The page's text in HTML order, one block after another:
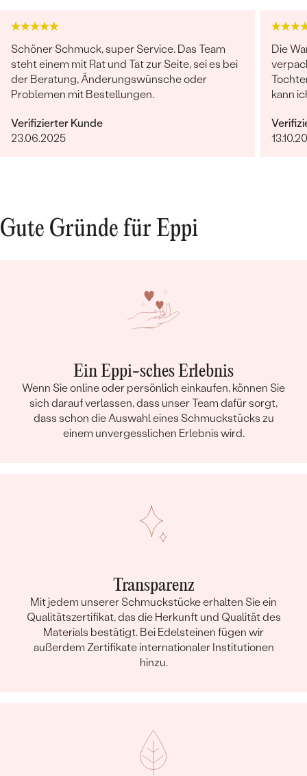
Schöner Schmuck, super Service. Das Team
steht einem mit Rat und Tat zur Seite, sei es bei
der Beratung, Änderungswünsche oder
Problemen mit Bestellungen.
Verifizierter Kunde
23.06.2025
Die
kann
nicht
Gute Gründe für Eppi
Ein Eppi-sches Erlebnis
Wenn Sie online oder persönlich einkaufen, können Sie
sich darauf verlassen, dass unser Team dafür sorgt,
dass schon die Auswahl eines Schmuckstücks zu
einem unvergesslichen Erlebnis wird.
Transparenz
Mit jedem unserer Schmuckstücke erhalten Sie ein
Qualitätszertifikat, das die Herkunft und Qualität des
Materials bestätigt. Bei Edelsteinen fügen wir
außerdem Zertifikate internationaler Institutionen
hinzu.